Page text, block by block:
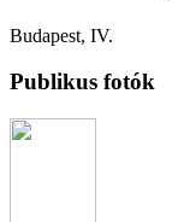
Budapest, IV.
Publikus fotók